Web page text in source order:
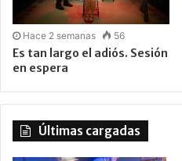
Hace 2 semanas 56
Es tan largo el adiós. Sesión
en espera
Últimas cargadas